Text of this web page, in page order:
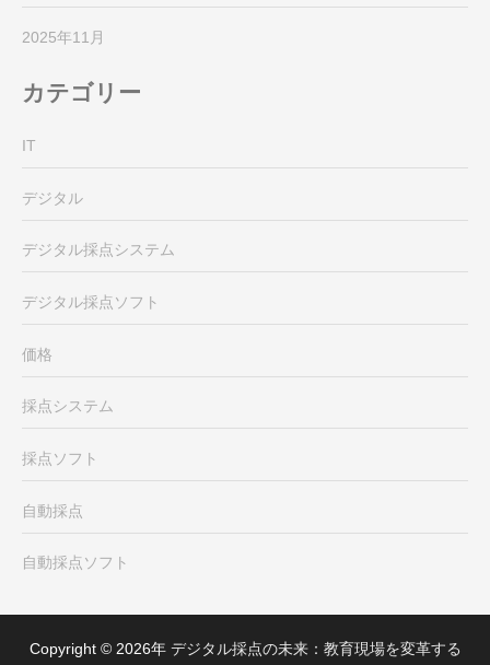
2025年11月
カテゴリー
IT
デジタル
デジタル採点システム
デジタル採点ソフト
価格
採点システム
採点ソフト
自動採点
自動採点ソフト
Copyright © 2026年 デジタル採点の未来：教育現場を変革する